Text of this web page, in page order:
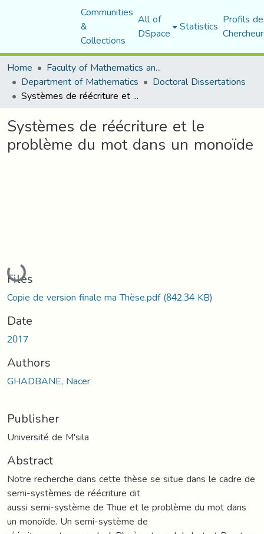
Communities
&
Collections
All of
DSpace Statistics Profils
Home
Faculty of Mathematics and Computer Science
Department of Mathematics Doctoral Dissertations
Systèmes de réécriture et le problème du mot dans un monoïde
Systèmes de réécriture et le
problème du mot dans un monoïde
Loading...
Files
Copie de version finale ma Thèse.pdf(842.34 KB)
Date
2017
Authors
GHADBANE, Nacer
Publisher
Université de M'sila
Abstract
Notre recherche dans cette thèse se situe dans le cadre de
semi-systèmes de réécriture dit
aussi semi-système de Thue et le problème du mot dans
un monoïde. Un semi-système de